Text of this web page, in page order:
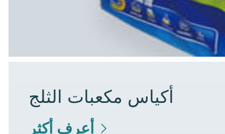
أكياس مكعبات الثلج
أعرف أكثر